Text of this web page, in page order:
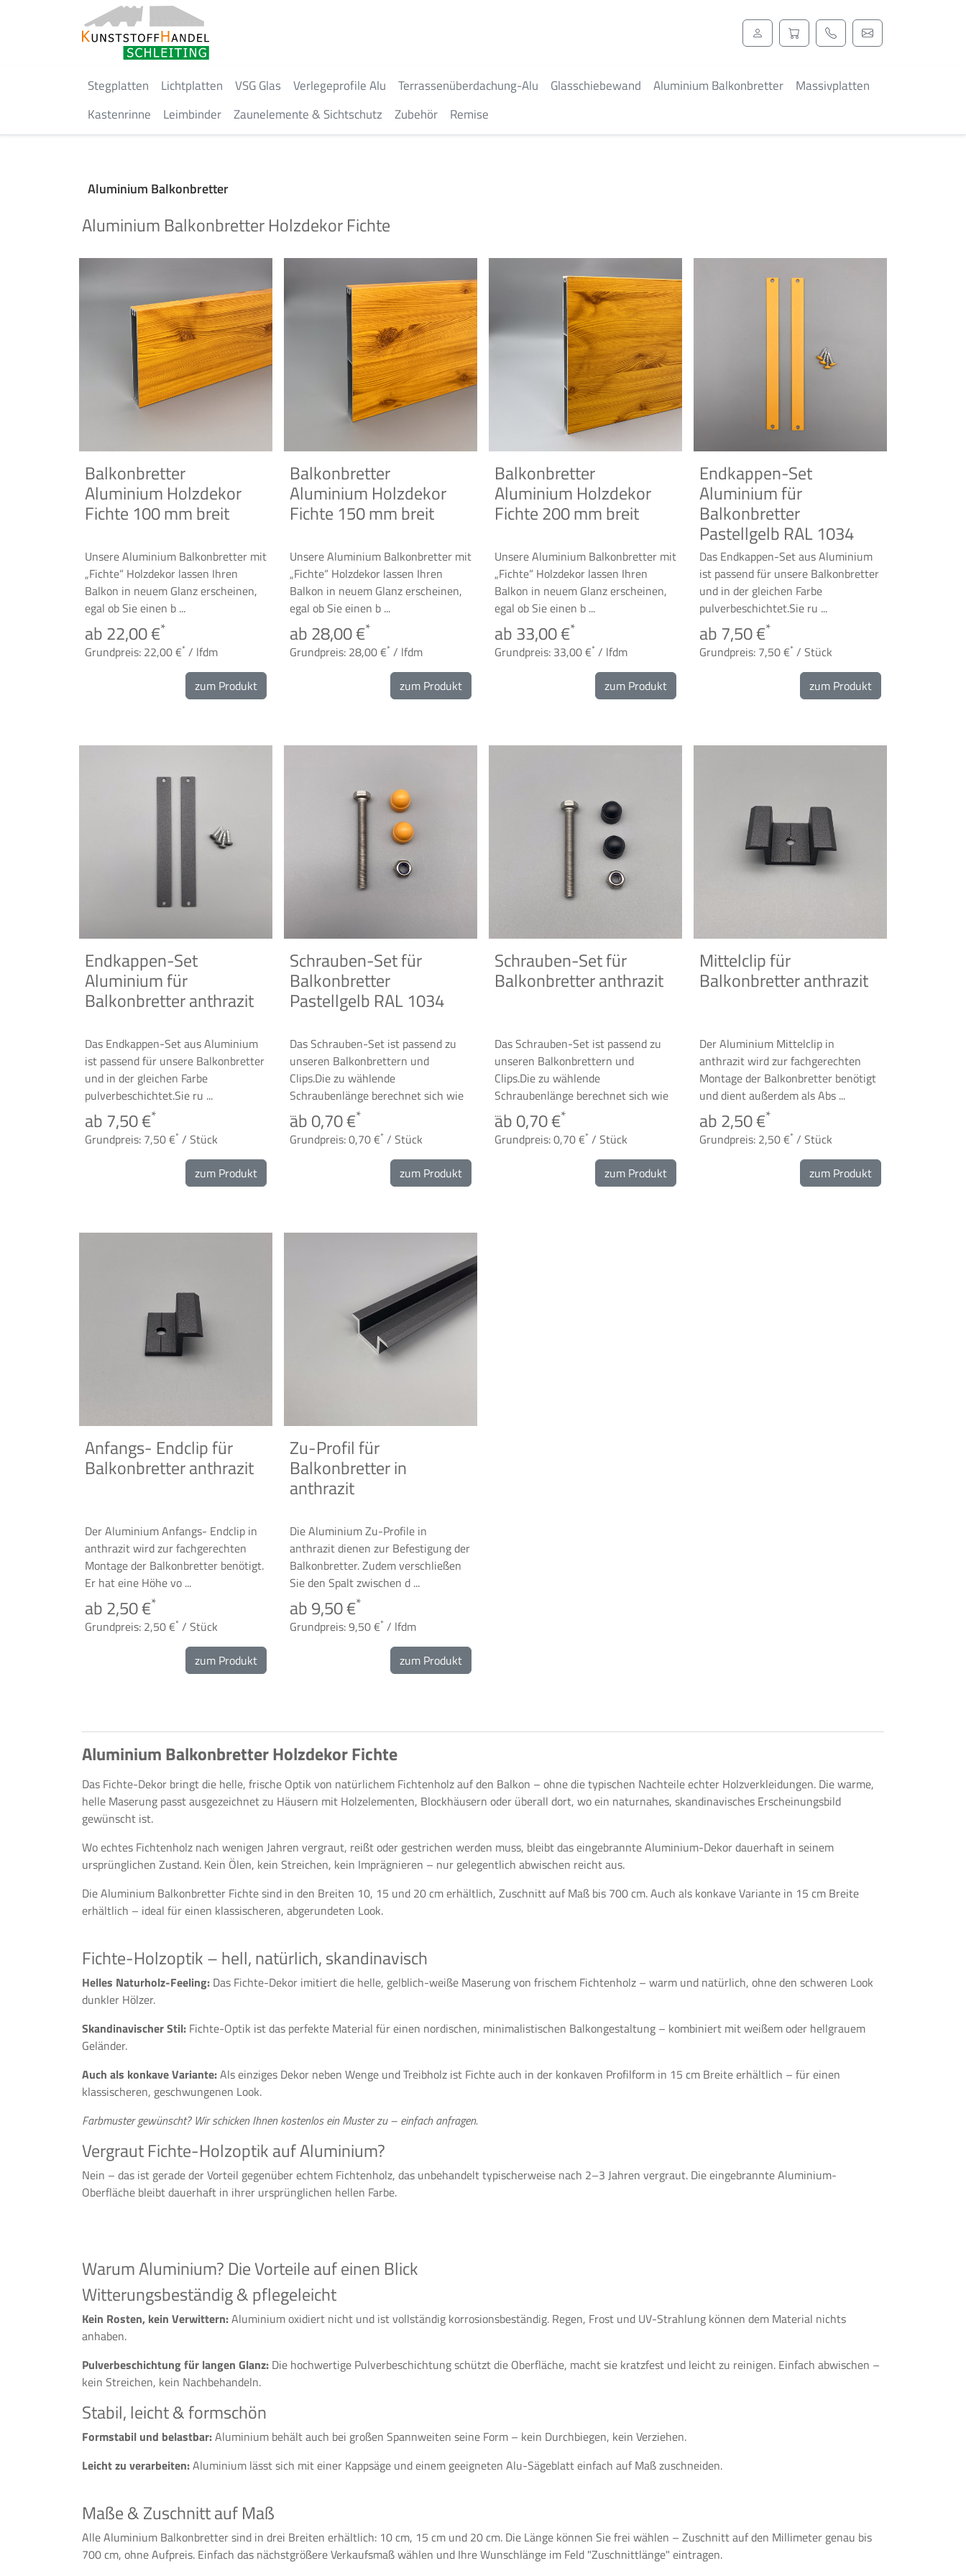
Stegplatten Lichtplatten VSG Glas Verlegeprofile Alu Terrassenüberdachung-Alu Glasschiebewand Aluminium Balkonbretter
Massivplatten
Kastenrinne
Leimbinder Zaunelemente & Sichtschutz Zubehör Remise
Aluminium Balkonbretter
Aluminium Balkonbretter Holzdekor Fichte
Balkonbretter
Aluminium Holzdekor
Fichte 100 mm breit
Unsere Aluminium Balkonbretter mit
„Fichte“ Holzdekor lassen Ihren
Balkon in neuem Glanz erscheinen,
egal ob Sie einen b ...
ab 22,00 €*
Grundpreis: 22,00 €* / lfdm
zum Produkt
Balkonbretter
Aluminium Holzdekor
Fichte 150 mm breit
Unsere Aluminium Balkonbretter mit
„Fichte“ Holzdekor lassen Ihren
Balkon in neuem Glanz erscheinen,
egal ob Sie einen b ...
ab 28,00 €*
Grundpreis: 28,00 €* / lfdm
zum Produkt
Balkonbretter
Aluminium Holzdekor
Fichte 200 mm breit
Unsere Aluminium Balkonbretter mit
„Fichte“ Holzdekor lassen Ihren
Balkon in neuem Glanz erscheinen,
egal ob Sie einen b ...
ab 33,00 €*
Grundpreis: 33,00 €* / lfdm
zum Produkt
Endkappen-Set
Aluminium für
Balkonbretter
Pastellgelb RAL 1034
Das Endkappen-Set aus Aluminium
ist passend für unsere Balkonbretter
und in der gleichen Farbe
pulverbeschichtet.Sie ru ...
ab 7,50 €*
Grundpreis: 7,50 €* / Stück
zum Produkt
Endkappen-Set
Aluminium für
Balkonbretter anthrazit
Das Endkappen-Set aus Aluminium
ist passend für unsere Balkonbretter
und in der gleichen Farbe
pulverbeschichtet.Sie ru ...
ab 7,50 €*
Grundpreis: 7,50 €* / Stück
zum Produkt
Schrauben-Set für
Balkonbretter
Pastellgelb RAL 1034
Das Schrauben-Set ist passend zu
unseren Balkonbrettern und
Clips.Die zu wählende
Schraubenlänge berechnet sich wie
...
ab 0,70 €*
Grundpreis: 0,70 €* / Stück
zum Produkt
Schrauben-Set für
Balkonbretter anthrazit
Das Schrauben-Set ist passend zu
unseren Balkonbrettern und
Clips.Die zu wählende
Schraubenlänge berechnet sich wie
...
ab 0,70 €*
Grundpreis: 0,70 €* / Stück
zum Produkt
Mittelclip für
Balkonbretter anthrazit
Der Aluminium Mittelclip in
anthrazit wird zur fachgerechten
Montage der Balkonbretter benötigt
und dient außerdem als Abs ...
ab 2,50 €*
Grundpreis: 2,50 €* / Stück
zum Produkt
Anfangs- Endclip für
Balkonbretter anthrazit
Der Aluminium Anfangs- Endclip in
anthrazit wird zur fachgerechten
Montage der Balkonbretter benötigt.
Er hat eine Höhe vo ...
ab 2,50 €*
Grundpreis: 2,50 €* / Stück
zum Produkt
Zu-Profil für
Balkonbretter in
anthrazit
Die Aluminium Zu-Profile in
anthrazit dienen zur Befestigung der
Balkonbretter. Zudem verschließen
Sie den Spalt zwischen d ...
ab 9,50 €*
Grundpreis: 9,50 €* / lfdm
zum Produkt
Aluminium Balkonbretter Holzdekor Fichte
Das Fichte-Dekor bringt die helle, frische Optik von natürlichem Fichtenholz auf den Balkon – ohne die typischen Nachteile echter Holzverkleidungen. Die warme,
helle Maserung passt ausgezeichnet zu Häusern mit Holzelementen, Blockhäusern oder überall dort, wo ein naturnahes, skandinavisches Erscheinungsbild
gewünscht ist.
Wo echtes Fichtenholz nach wenigen Jahren vergraut, reißt oder gestrichen werden muss, bleibt das eingebrannte Aluminium-Dekor dauerhaft in seinem
ursprünglichen Zustand. Kein Ölen, kein Streichen, kein Imprägnieren – nur gelegentlich abwischen reicht aus.
Die Aluminium Balkonbretter Fichte sind in den Breiten 10, 15 und 20 cm erhältlich, Zuschnitt auf Maß bis 700 cm. Auch als konkave Variante in 15 cm Breite
erhältlich – ideal für einen klassischeren, abgerundeten Look.
Fichte-Holzoptik – hell, natürlich, skandinavisch
Helles Naturholz-Feeling: Das Fichte-Dekor imitiert die helle, gelblich-weiße Maserung von frischem Fichtenholz – warm und natürlich, ohne den schweren Look
dunkler Hölzer.
Skandinavischer Stil: Fichte-Optik ist das perfekte Material für einen nordischen, minimalistischen Balkongestaltung – kombiniert mit weißem oder hellgrauem
Geländer.
Auch als konkave Variante:Als einziges Dekor neben Wenge und Treibholz ist Fichte auch in der konkaven Profilform in 15 cm Breite erhältlich – für einen
klassischeren, geschwungenen Look.
Farbmuster gewünscht? Wir schicken Ihnen kostenlos ein Muster zu – einfach anfragen.
Vergraut Fichte-Holzoptik auf Aluminium?
Nein – das ist gerade der Vorteil gegenüber echtem Fichtenholz, das unbehandelt typischerweise nach 2–3 Jahren vergraut. Die eingebrannte Aluminium-
Oberfläche bleibt dauerhaft in ihrer ursprünglichen hellen Farbe.
Warum Aluminium? Die Vorteile auf einen Blick
Witterungsbeständig & pflegeleicht
Kein Rosten, kein Verwittern:Aluminium oxidiert nicht und ist vollständig korrosionsbeständig. Regen, Frost und UV-Strahlung können dem Material nichts
anhaben.
Pulverbeschichtung für langen Glanz: Die hochwertige Pulverbeschichtung schützt die Oberfläche, macht sie kratzfest und leicht zu reinigen. Einfach abwischen –
kein Streichen, kein Nachbehandeln.
Stabil, leicht & formschön
Formstabil und belastbar:Aluminium behält auch bei großen Spannweiten seine Form – kein Durchbiegen, kein Verziehen.
Leicht zu verarbeiten:Aluminium lässt sich mit einer Kappsäge und einem geeigneten Alu-Sägeblatt einfach auf Maß zuschneiden.
Maße & Zuschnitt auf Maß
Alle Aluminium Balkonbretter sind in drei Breiten erhältlich: 10 cm, 15 cm und 20 cm. Die Länge können Sie frei wählen – Zuschnitt auf den Millimeter genau bis
700 cm, ohne Aufpreis. Einfach das nächstgrößere Verkaufsmaß wählen und Ihre Wunschlänge im Feld "Zuschnittlänge" eintragen.